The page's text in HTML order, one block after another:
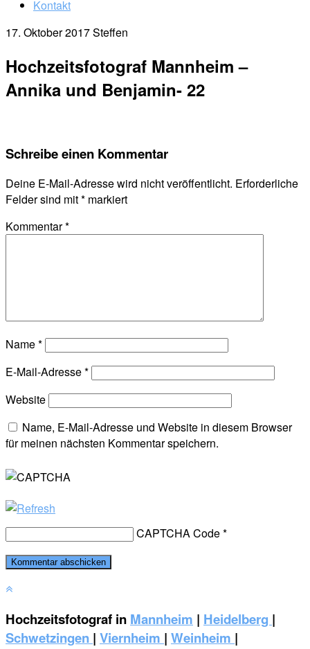
Kontakt
17. Oktober 2017Steffen
Hochzeitsfotograf Mannheim –
Annika und Benjamin- 22
Schreibe einen Kommentar
Deine E-Mail-Adresse wird nicht veröffentlicht. Erforderliche
Felder sind mit* markiert
Kommentar*
Name*
E-Mail-Adresse*
Website
Name, E-Mail-Adresse und Website in diesem Browser
für meinen nächsten Kommentar speichern.
CAPTCHA Code*
Hochzeitsfotograf in Mannheim | Heidelberg |
Schwetzingen | Viernheim | Weinheim |